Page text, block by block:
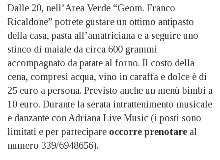
Dalle 20, nell’Area Verde “Geom. Franco
Ricaldone” potrete gustare un ottimo antipasto
della casa, pasta all’amatriciana e a seguire uno
stinco di maiale da circa 600 grammi
accompagnato da patate al forno. Il costo della
cena, compresi acqua, vino in caraffa e dolce è di
25 euro a persona. Previsto anche un menù bimbi a
10 euro. Durante la serata intrattenimento musicale
e danzante con Adriana Live Music (i posti sono
limitati e per partecipare occorre prenotare al
numero 339/6948656).